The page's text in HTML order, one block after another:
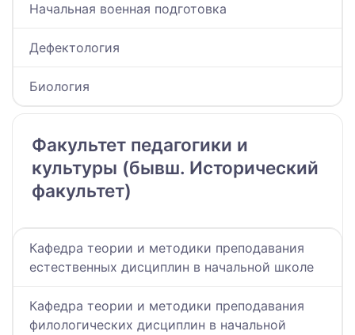
Начальная военная подготовка
Дефектология
Биология
Факультет педагогики и
культуры (бывш. Исторический
факультет)
Кафедра теории и методики преподавания
естественных дисциплин в начальной школе
Кафедра теории и методики преподавания
филологических дисциплин в начальной